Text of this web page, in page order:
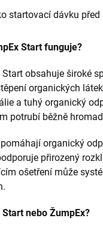
startovací dávku
Start funguje?
Start obsahuje široké
organických
a tuhý organický
potrubí běžně
organický
přirozený
ošetření může
Start nebo ŽumpEx?